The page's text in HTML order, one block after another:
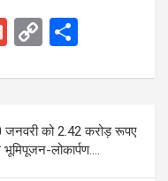
G
ail
C
py
Li
n
k
ar
e
जनवरी को 2.42 करोड़ रूपए
भूमिपूजन-लोकार्पण….